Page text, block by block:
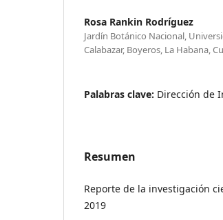
Rosa Rankin Rodríguez
Jardín Botánico Nacional,
Calabazar, Boyeros, La Habana,
Palabras clave: Dirección de
Resumen
Reporte de la investigación
2019